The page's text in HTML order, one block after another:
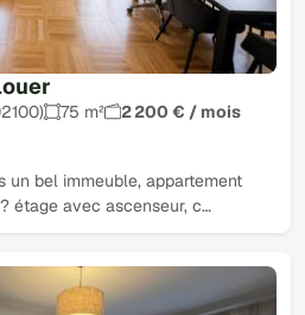
75 m²
2 200 € / mois
un bel immeuble, appartement
étage avec ascenseur, c…